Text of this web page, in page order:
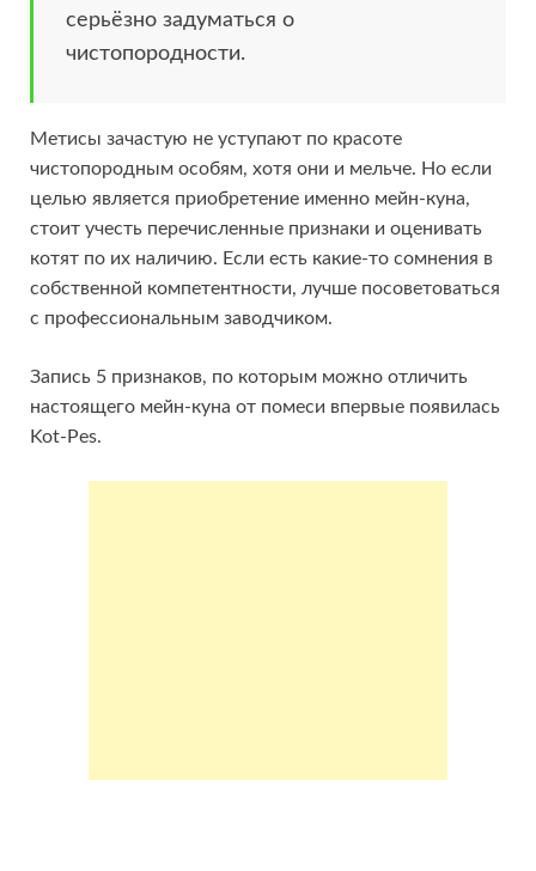
серьёзно задуматься о
чистопородности.
Метисы зачастую не уступают по красоте
чистопородным особям, хотя они и мельче. Но если
целью является приобретение именно мейн-куна,
стоит учесть перечисленные признаки и оценивать
котят по их наличию. Если есть какие-то сомнения в
собственной компетентности, лучше посоветоваться
с профессиональным заводчиком.
Запись 5 признаков, по которым можно отличить
настоящего мейн-куна от помеси впервые появилась
Kot-Pes.